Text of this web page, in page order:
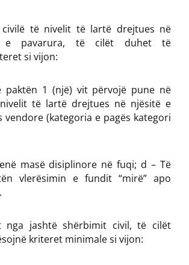
civilë të nivelit të lartë drejtues në
e pavarura, të cilët duhet të
si vijon:
paktën 1 (një) vit përvojë pune në
të lartë drejtues në njësitë e
vendore (kategoria e pagës kategori
masë disiplinore në fuqi; d – Të
vlerësimin e fundit “mirë” apo
nga jashtë shërbimit civil, të cilët
kriteret minimale si vijon: